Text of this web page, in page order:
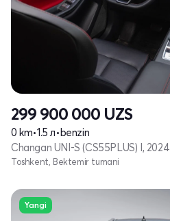
299 900 000 UZS
0 km•1.5 л•benzin
Changan UNI-S (CS55PLUS) I, 2024
Toshkent, Bektemir tumani
Yangi